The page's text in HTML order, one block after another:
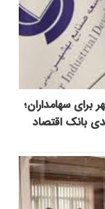
برای سهامداران؛
تملک ۳۳ درصدی بانک اقتصاد